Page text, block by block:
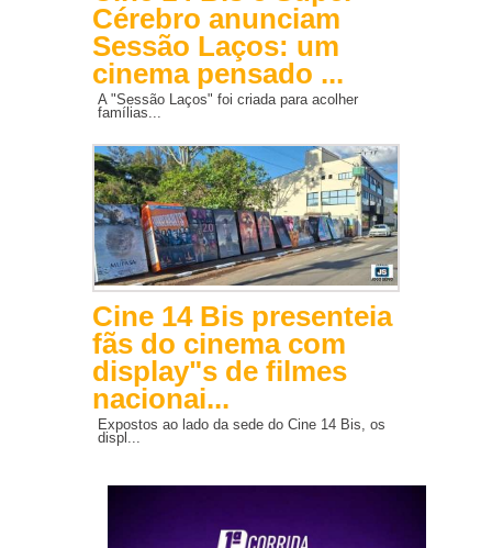
Cérebro anunciam
Sessão Laços: um
cinema pensado ...
A "Sessão Laços" foi criada para acolher
famílias...
Cine 14 Bis presenteia
fãs do cinema com
display"s de filmes
nacionai...
Expostos ao lado da sede do Cine 14 Bis, os
displ...